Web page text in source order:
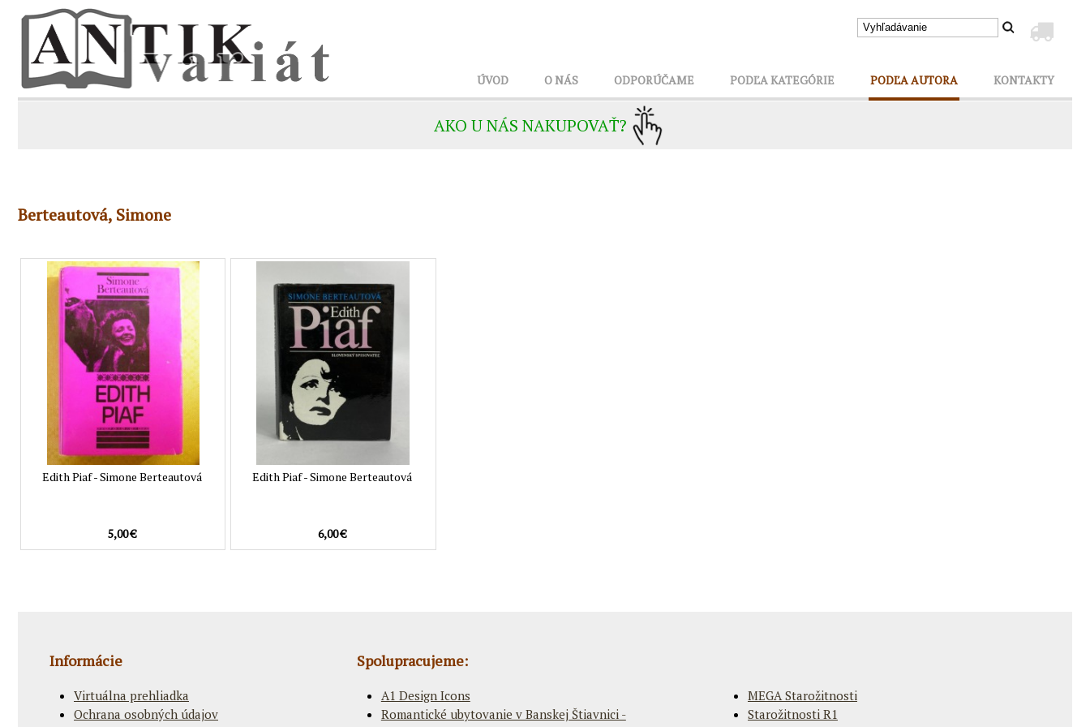
ÚVOD O NÁS ODPORÚČAME PODĽA KATEGÓRIE PODĽA AUTORA KONTAKTY
AKO U NÁS NAKUPOVAŤ?
Berteautová, Simone
Edith Piaf - Simone Berteautová
5,00 €
Edith Piaf - Simone Berteautová
6,00 €
Informácie
Virtuálna prehliadka
Ochrana osobných údajov
Spolupracujeme:
A1 Design Icons
Romantické ubytovanie v Banskej Štiavnici -
MEGA Starožitnosti
Starožitnosti R1